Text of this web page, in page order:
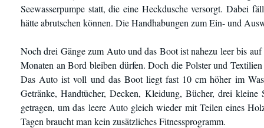
Seewasserpumpe statt, die eine Heckdusche versorgt. Dabei
hätte abrutschen können. Die Handhabungen zum Ein- und
Noch drei Gänge zum Auto und das Boot ist nahezu leer bis
Monaten an Bord bleiben dürfen. Doch die Polster und
Das Auto ist voll und das Boot liegt fast 10 cm höher im
Getränke, Handtücher, Decken, Kleidung, Bücher, drei
getragen, um das leere Auto gleich wieder mit Teilen eines
Tagen braucht man kein zusätzliches Fitnessprogramm.